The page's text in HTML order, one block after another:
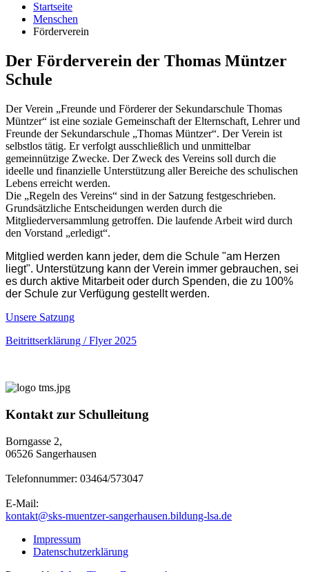
Startseite
Menschen
Förderverein
Der Förderverein der Thomas Müntzer
Schule
Der Verein „Freunde und Förderer der Sekundarschule Thomas
Müntzer“ ist eine soziale Gemeinschaft der Elternschaft, Lehrer und
Freunde der Sekundarschule „Thomas Müntzer“. Der Verein ist
selbstlos tätig. Er verfolgt ausschließlich und unmittelbar
gemeinnützige Zwecke. Der Zweck des Vereins soll durch die
ideelle und finanzielle Unterstützung aller Bereiche des schulischen
Lebens erreicht werden.
Die „Regeln des Vereins“ sind in der Satzung festgeschrieben.
Grundsätzliche Entscheidungen werden durch die
Mitgliederversammlung getroffen. Die laufende Arbeit wird durch
den Vorstand „erledigt“.
Mitglied werden kann jeder, dem die Schule "am Herzen
liegt". Unterstützung kann der Verein immer gebrauchen, sei
es durch aktive Mitarbeit oder durch Spenden, die zu 100%
der Schule zur Verfügung gestellt werden.
Unsere Satzung
Beitrittserklärung / Flyer 2025
Kontakt zur Schulleitung
Borngasse 2,
06526 Sangerhausen
Telefonnummer: 03464/573047
E-Mail:
kontakt@sks-muentzer-sangerhausen.bildung-lsa.de
Impressum
Datenschutzerklärung